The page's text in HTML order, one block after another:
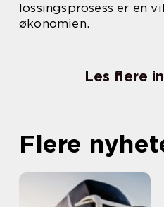
lossingsprosess er en
økonomien.
Les flere
Flere